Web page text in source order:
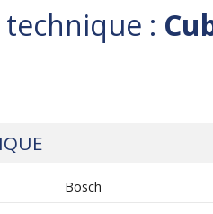
technique :
Bosch